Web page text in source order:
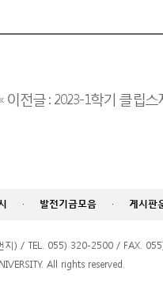
이전글 : 2023-1학기 클립
· 발전기금모음 · 게시판
) / TEL. 055) 320-2500 / FAX.
All rights reserved.